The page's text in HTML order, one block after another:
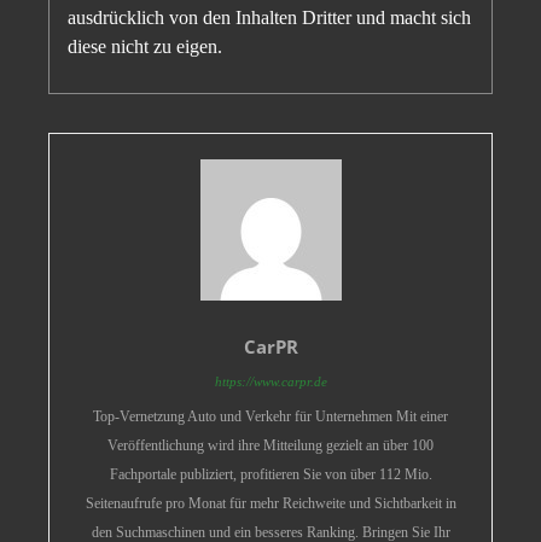
ausdrücklich von den Inhalten Dritter und macht sich
diese nicht zu eigen.
CarPR
https://www.carpr.de
Top-Vernetzung Auto und Verkehr für Unternehmen Mit einer
Veröffentlichung wird ihre Mitteilung gezielt an über 100
Fachportale publiziert, profitieren Sie von über 112 Mio.
Seitenaufrufe pro Monat für mehr Reichweite und Sichtbarkeit in
den Suchmaschinen und ein besseres Ranking. Bringen Sie Ihr